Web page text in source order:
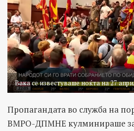
Вака се известуваше ноќта на 27
Пропагандата во служба на
ВМРО-ДПМНЕ кулминираше за